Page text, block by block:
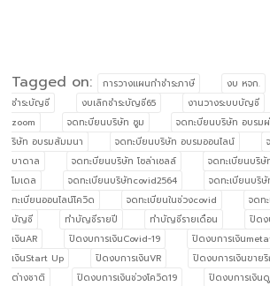
Tagged on: การวางแผนกำชำระภาษี งบ หจก.
ชำระบัญชี
งบเลิกชำระบัญชี65 งานวางระบบบัญชี
zoom
จดทะบียนบริษัท ซูม จดทะบียนบริษัท อบรม
ริษัท อบรมสัมมนา
จดทะบียนบริษัท อบรมออนไลน์
บาดาล
จดทะบียนบริษัท โซล่าเซลล์
จดทะเบียนบริ
โมเดล
จดทะเบียนบริษัทcovid2564 จดทะเบียนบริษั
ทะเบียนออนไลน์โควิด
จดทะเบียนในช่วงcovid จดท
บัญชี
ทำบัญชีรายปี ทำบัญชีรายเดือน ปิดง
เงินAR
ปิดงบการเงินCovid-19 ปิดงบการเงิน
เงินStart Up
ปิดงบการเงินVR ปิดงบการเงินขาย
ต่างชาติ
ปิดงบการเงินช่วงโควิด19 ปิดงบการเงิน